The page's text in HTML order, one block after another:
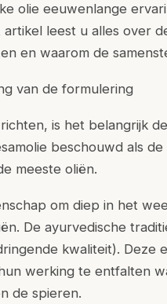
olie eeuwenlange
leest u alles over
en waarom de
van de formulering
is het belangrijk
beschouwd als
meeste oliën.
om diep in het
De ayurvedische
kwaliteit). Deze
werking te entfalten
de spieren.